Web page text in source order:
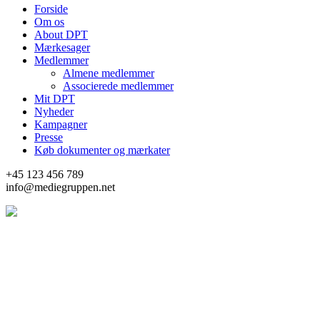
Forside
Om os
About DPT
Mærkesager
Medlemmer
Almene medlemmer
Associerede medlemmer
Mit DPT
Nyheder
Kampagner
Presse
Køb dokumenter og mærkater
+45 123 456 789
info@mediegruppen.net